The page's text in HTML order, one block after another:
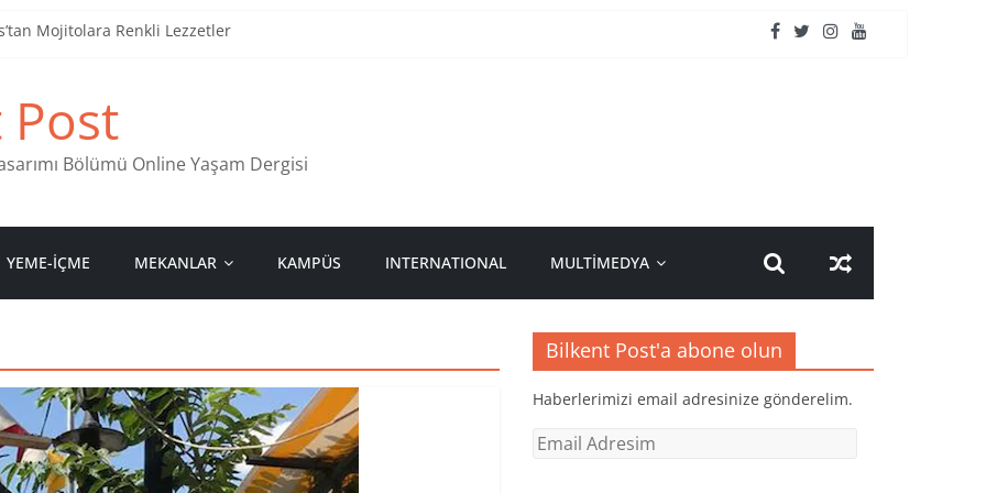
Mojitolara Renkli Lezzetler
Stamps in Ankara
Bölümü Online Yaşam Dergisi
YEME-İÇME MEKANLAR KAMPÜS INTERNATIONAL MULTİMEDYA
Bilkent Post'a abone olun
Haberlerimizi email adresinize gönderelim.
Email